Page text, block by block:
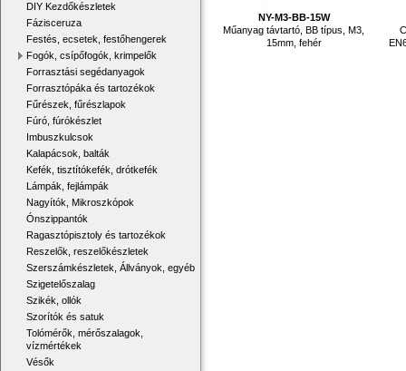
DIY Kezdőkészletek
Fázisceruza
Festés, ecsetek, festőhengerek
Fogók, csípőfogók, krimpelők
Forrasztási segédanyagok
Forrasztópáka és tartozékok
Fűrészek, fűrészlapok
Fúró, fúrókészlet
Imbuszkulcsok
Kalapácsok, balták
Kefék, tisztítókefék, drótkefék
Lámpák, fejlámpák
Nagyítók, Mikroszkópok
Ónszippantók
Ragasztópisztoly és tartozékok
Reszelők, reszelőkészletek
Szerszámkészletek, Állványok, egyéb
Szigetelőszalag
Szikék, ollók
Szorítók és satuk
Tolómérők, mérőszalagok,
vízmértékek
Vésők
NY-M3-BB-15W
Műanyag távtartó, BB típus, M3,
15mm, fehér